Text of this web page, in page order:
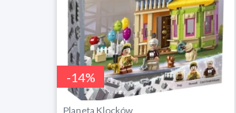
-14%
Planeta Klocków